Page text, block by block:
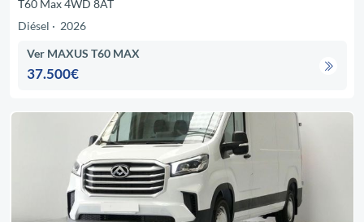
T60 Max 4WD 8AT
Diésel
2026
Ver MAXUS T60 MAX
37.500€